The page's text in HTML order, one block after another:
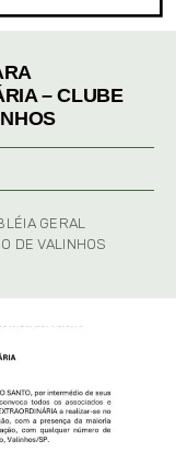
– CLUBE
GERAL
DE VALINHOS